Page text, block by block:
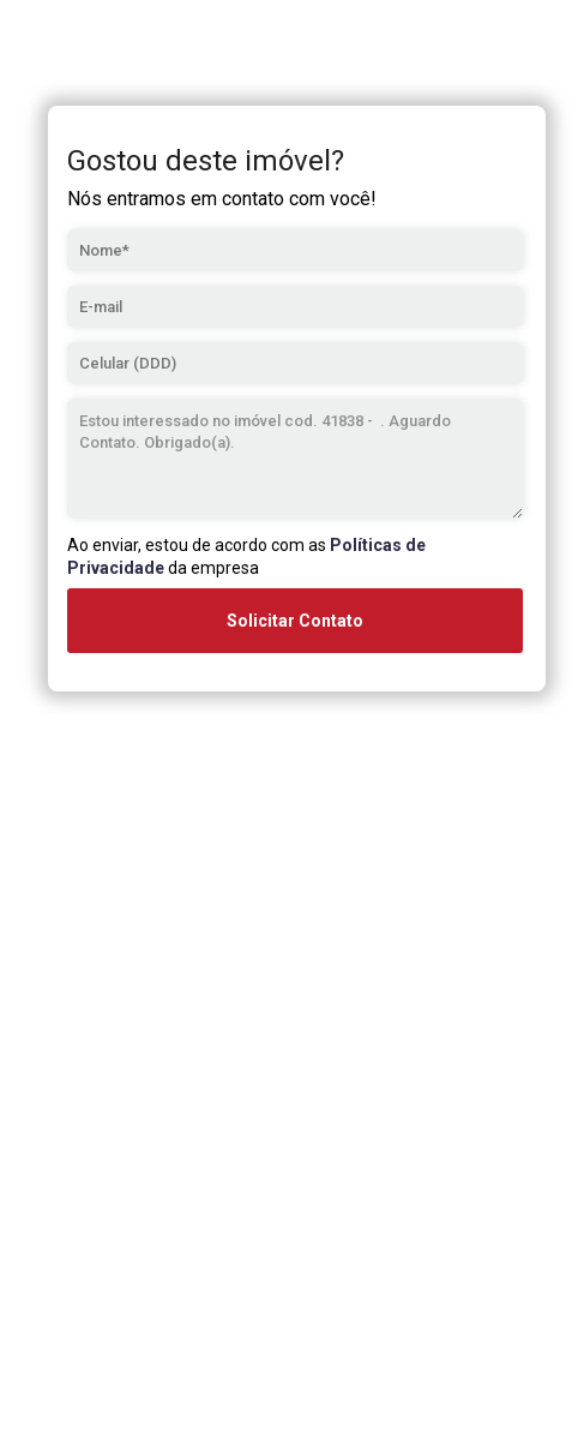
Gostou deste imóvel?
Nós entramos em contato com você!
Ao enviar, estou de acordo com as Políticas de
Privacidadeda empresa
Solicitar Contato